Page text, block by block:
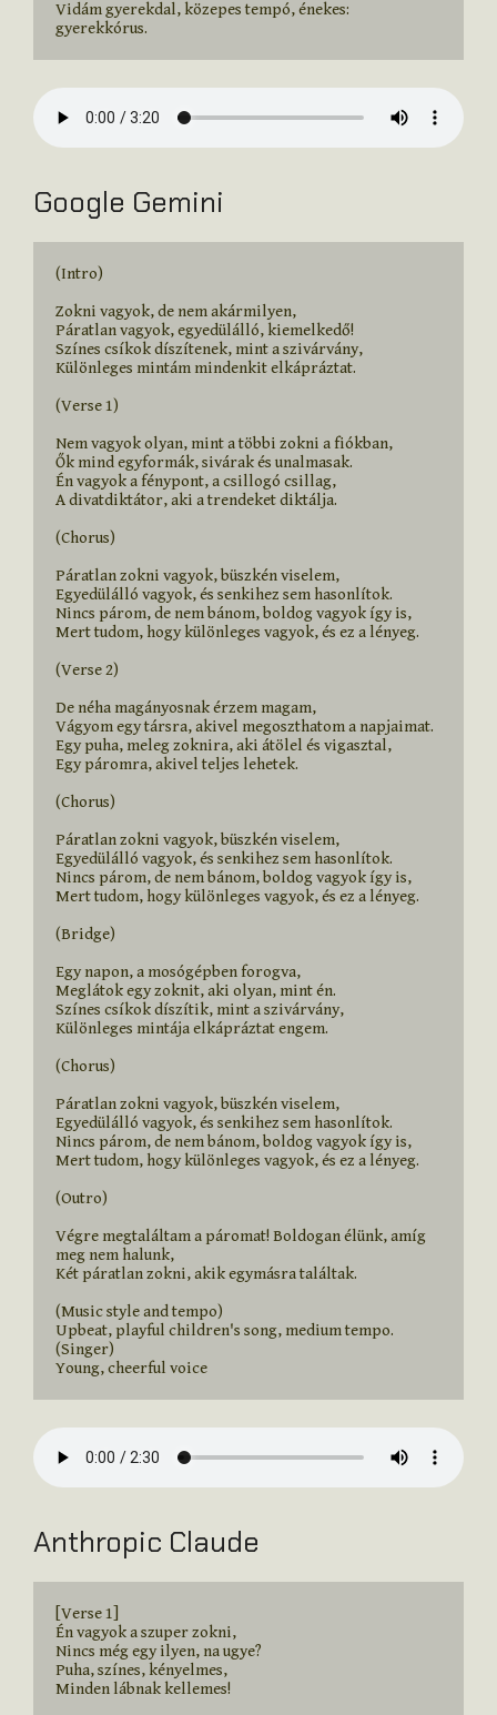
Vidám gyerekdal, közepes tempó, énekes:
gyerekkórus.
Google Gemini
(Intro)
Zokni vagyok, de nem akármilyen,
Páratlan vagyok, egyedülálló, kiemelkedő!
Színes csíkok díszítenek, mint a szivárvány,
Különleges mintám mindenkit elkápráztat.
(Verse 1)
Nem vagyok olyan, mint a többi zokni a fiókban,
Ők mind egyformák, sivárak és unalmasak.
Én vagyok a fénypont, a csillogó csillag,
A divatdiktátor, aki a trendeket diktálja.
(Chorus)
Páratlan zokni vagyok, büszkén viselem,
Egyedülálló vagyok, és senkihez sem hasonlítok.
Nincs párom, de nem bánom, boldog vagyok így is,
Mert tudom, hogy különleges vagyok, és ez a lényeg.
(Verse 2)
De néha magányosnak érzem magam,
Vágyom egy társra, akivel megoszthatom a napjaimat.
Egy puha, meleg zoknira, aki átölel és vigasztal,
Egy páromra, akivel teljes lehetek.
(Chorus)
Páratlan zokni vagyok, büszkén viselem,
Egyedülálló vagyok, és senkihez sem hasonlítok.
Nincs párom, de nem bánom, boldog vagyok így is,
Mert tudom, hogy különleges vagyok, és ez a lényeg.
(Bridge)
Egy napon, a mosógépben forogva,
Meglátok egy zoknit, aki olyan, mint én.
Színes csíkok díszítik, mint a szivárvány,
Különleges mintája elkápráztat engem.
(Chorus)
Páratlan zokni vagyok, büszkén viselem,
Egyedülálló vagyok, és senkihez sem hasonlítok.
Nincs párom, de nem bánom, boldog vagyok így is,
Mert tudom, hogy különleges vagyok, és ez a lényeg.
(Outro)
Végre megtaláltam a páromat! Boldogan élünk, amíg
meg nem halunk,
Két páratlan zokni, akik egymásra találtak.
(Music style and tempo)
Upbeat, playful children's song, medium tempo.
(Singer)
Young, cheerful voice
Anthropic Claude
[Verse 1]
Én vagyok a szuper zokni,
Nincs még egy ilyen, na ugye?
Puha, színes, kényelmes,
Minden lábnak kellemes!